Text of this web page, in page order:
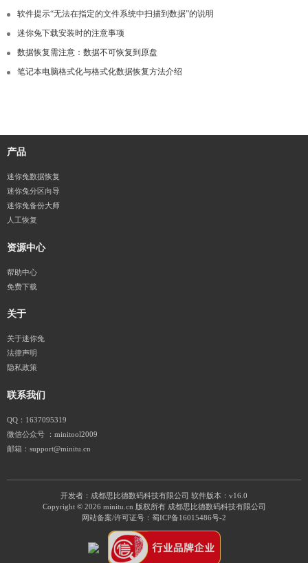
软件提示“无法在指定的文件系统中扫描到数据”的说明
迷你兔下载安装时的注意事项
数据恢复需注意：数据不可恢复到原盘
笔记本电脑格式化与格式化数据恢复方法介绍
产品
迷你兔数据恢复
迷你兔分区向导
迷你兔备份大师
人工恢复
资源中心
帮助中心
免费下载
关于
关于迷你兔
法律声明
隐私政策
联系我们
QQ：1637095319
微信公众号 ：minitool2009
邮箱：support@minitu.cn
开发者：成都思比德数码科技有限公司
软件版本：v16.0
Copyright © 2026 minitu.cn 版权所有 成都思比德数码科技有限公司
网站备案/许可证号： 蜀ICP备16015486号-2